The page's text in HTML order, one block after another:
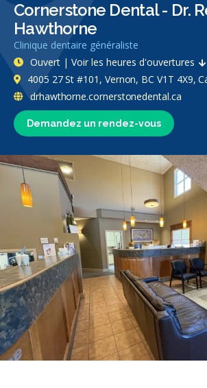
Cornerstone Dental - Dr.
Hawthorne
Clinique dentaire généraliste
Demandez un rendez-vous
Ouvert | Voir les heures d'ouvertures
4005 27 St #101, Vernon, BC V1T 4X9,
drhawthorne.cornerstonedental.ca